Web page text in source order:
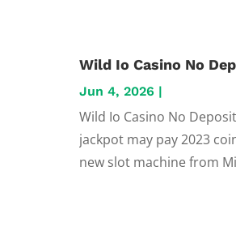
Wild Io Casino No
Jun 4, 2026 |
Wild Io Casino No
jackpot may pay 2023
new slot machine from